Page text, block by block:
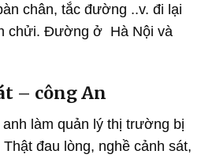
chân, tắc đường ..v. đi lại
chửi. Đường ở Hà Nội và
– công An
làm quản lý thị trường bị
đau lòng, nghề cảnh sát,